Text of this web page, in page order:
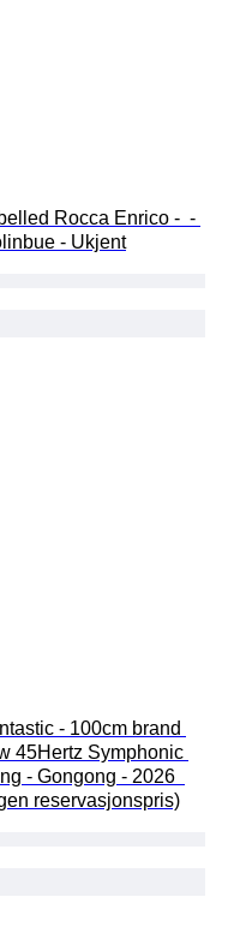
Rocca Enrico -  -
- Ukjent
- 100cm brand
45Hertz Symphonic
- Gongong - 2026
reservasjonspris)